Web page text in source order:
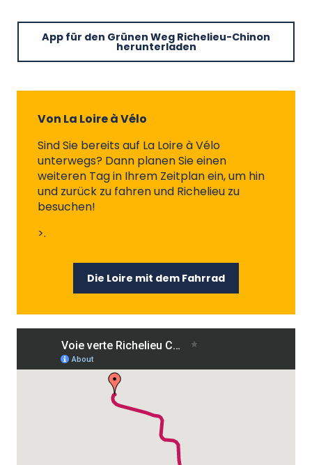
App für den Grünen Weg Richelieu-Chinon
herunterladen
Von La Loire à Vélo
Sind Sie bereits auf La Loire à Vélo
unterwegs? Dann planen Sie einen
weiteren Tag in Ihrem Zeitplan ein, um hin
und zurück zu fahren und Richelieu zu
besuchen!
>.
Die Loire mit dem Fahrrad